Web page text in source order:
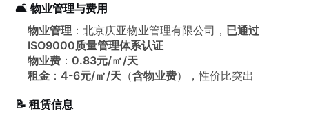
🛋️ 物业管理与费用
物业管理 ：北京庆亚物业管理有限公司， 已通过
ISO9000质量管理体系认证
物业费 ： 0.83元/㎡/天
租金 ：4-6元/㎡/天 （含物业费），性价比突出
📝 租赁信息